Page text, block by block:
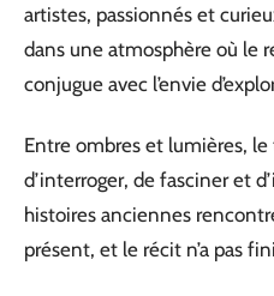
artistes, passionnés et
dans une atmosphère où le
conjugue avec l’envie
Entre ombres et lumières,
d’interroger, de fasciner et
histoires anciennes
présent, et le récit n’a pas fini